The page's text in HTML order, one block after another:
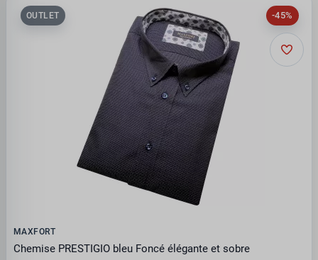
-45%
OUTLET
MAXFORT
Chemise PRESTIGIO bleu Foncé élégante et sobre